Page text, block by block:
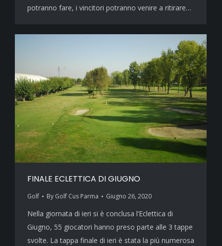
potranno fare, i vincitori potranno venire a ritirare…
FINALE ECLETTICA DI GIUGNO
Golf By Golf Cus Parma Giugno 26, 2020
Nella giornata di ieri si è conclusa l’Eclettica di
Giugno, 55 giocatori hanno preso parte alle 3 tappe
svolte. La tappa finale di ieri è stata la più numerosa